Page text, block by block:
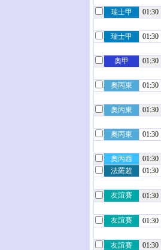
瑞士甲
01:30
瑞士甲
01:30
奧甲
01:30
奧丙東
01:30
奧丙東
01:30
奧丙東
01:30
奧丙西
01:30
法羅超
01:30
友誼賽
01:30
友誼賽
01:30
友誼賽
01:30